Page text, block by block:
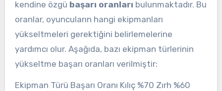
kendine özgü başarı oranları bulunmaktadır. Bu
oranlar, oyuncuların hangi ekipmanları
yükseltmeleri gerektiğini belirlemelerine
yardımcı olur. Aşağıda, bazı ekipman türlerinin
yükseltme başarı oranları verilmiştir:
Ekipman Türü Başarı Oranı Kılıç %70 Zırh %60